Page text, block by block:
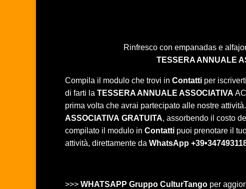
Rinfresco con empanadas e
TESSERA ANNUALE
Compila il modulo che trovi in Contatti per
di farti la TESSERA ANNUALE ASSOCIATIVA
prima volta che avrai partecipato alle nostre
ASSOCIATIVA GRATUITA, assorbendo il costo
compilato il modulo in Contatti puoi prenotare il
attività, direttamente da WhatsApp
>>> WHATSAPP Gruppo CulturTango per